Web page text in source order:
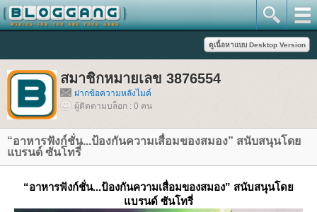
สมาชิกหมายเลข 3876554
ฝากข้อความหลังไมค์
ผู้ติดตามบล็อก : 0 คน
“อาหารฟังก์ชั่น...ป้องกันความเสื่อมของสมอง” สนับสนุนโด
บรนด์ ซันโทรี่
“อาหารฟังก์ชั่น...ป้องกันความเสื่อมของสมอง” สนับสนุนโด
บรนด์ ซันโทรี่